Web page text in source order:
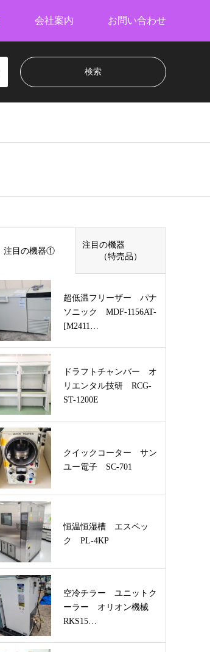
会社案内 お問い合わせ
注目の機器①
注目の機器
（特売品）
超低温フリーザー パナ
ソニック MDF-1156AT-
[M2411…
ドラフトチャンバー オ
リエンタル技研 RCG-
ST-1200E
クイックコーター サン
ユー電子 SC-701
恒温恒湿槽 エスペッ
ク PL-4KP
空冷チラー ユニットク
ーラー オリオン機械
RKS15…